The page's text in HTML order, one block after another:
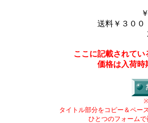
送料￥３００
ここに記載されて
価格は入荷時
タイトル部分をコピー＆ペー
ひとつのフォーム